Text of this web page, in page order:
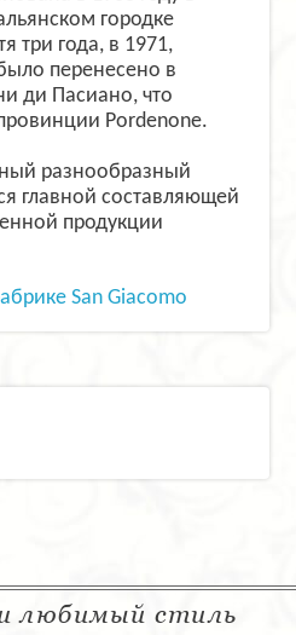
городке
три года, в 1971,
перенесено в
ди Пасиано, что
Pordenone.
разнообразный
главной составляющей
продукции
San Giacomo
любимый стиль